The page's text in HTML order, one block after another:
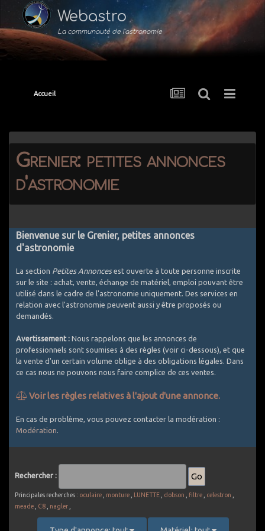
Webastro
La communauté de l'astronomie
Accueil
Grenier: petites annonces
d'astronomie
Bienvenue sur le Grenier, petites annonces
d'astronomie
La section Petites Annoncesest ouverte à toute personne inscrite
sur le site : achat, vente, échange de matériel, emploi pouvant être
utilisé dans le cadre de l'astronomie uniquement. Des services en
relation avec l'astronomie peuvent aussi y être proposés ou
demandés.
Avertissement : Nous rappelons que les annonces de
professionnels sont soumises à des règles (voir ci-dessous), et que
la vente d'un certain volume oblige à des obligations légales. Dans
ce cas nous ne pouvons nous faire complice de ces ventes.
Voir les règles relatives à l'ajout d'une annonce.
Comment bien utiliser les Petites Annonces ?
possible l'objet de l'annonce
le matériel photographique si spécifique astro (APN défiltrés,
filtres, intervallometre, objectifs avec bague raccord pour CCD
... ou packs comprenant au moins une composante témoignant
d'un usage astro). Le matériel photo généraliste est exclu (APN
batteries, sacs de transport, ...). Une petite exception pour les
En cas de problème, vous pouvez contacter la modération :
Modération.
Rechercher :
Principales recherches : oculaire monture LUNETTE dobson filtre celestron
meade
C8 nagler